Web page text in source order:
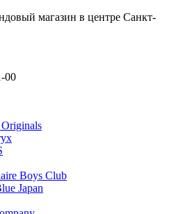
магазин в центре Санкт-
00
Originals
Boys Club
Japan